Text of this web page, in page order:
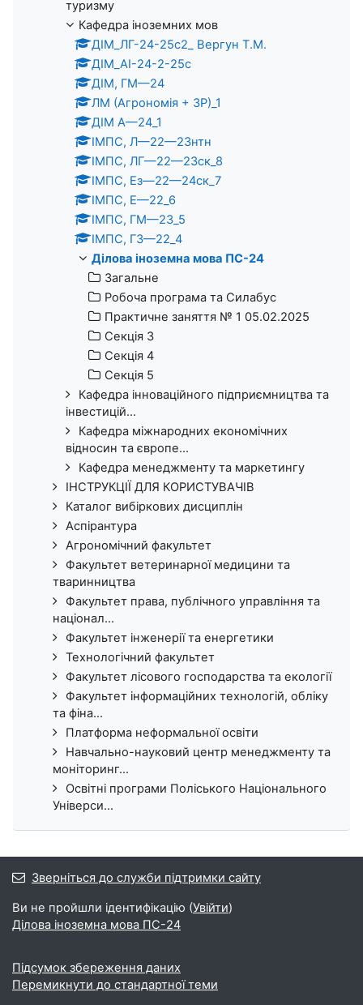
туризму
Кафедра іноземних мов
ДІМ_ЛГ-24-25с2_ Вергун Т.М.
ДІМ_АІ-24-2-25с
ДІМ, ГМ—24
ЛМ (Агрономія + ЗР)_1
ДІМ А—24_1
ІМПС, Л—22—23нтн
ІМПС, ЛГ—22—23ск_8
ІМПС, Ез—22—24ск_7
ІМПС, Е—22_6
ІМПС, ГМ—23_5
ІМПС, ГЗ—22_4
Ділова іноземна мова ПС-24
Загальне
Робоча програма та Силабус
Практичне заняття № 1 05.02.2025
Секція 3
Секція 4
Секція 5
Кафедра інноваційного підприємництва та
інвестицій...
Кафедра міжнародних економічних
відносин та європе...
Кафедра менеджменту та маркетингу
ІНСТРУКЦІЇ ДЛЯ КОРИСТУВАЧІВ
Каталог вибіркових дисциплін
Аспірантура
Агрономічний факультет
Факультет ветеринарної медицини та
тваринництва
Факультет права, публічного управління та
націонал...
Факультет інженерії та енергетики
Технологічний факультет
Факультет лісового господарства та екології
Факультет інформаційних технологій, обліку
та фіна...
Платформа неформальної освіти
Навчально-науковий центр менеджменту та
моніторинг...
Освітні програми Поліського Національного
Універси...
Зверніться до служби підтримки сайту
Ви не пройшли ідентифікацію (Увійти)
Ділова іноземна мова ПС-24
Підсумок збереження даних
Перемикнути до стандартної теми